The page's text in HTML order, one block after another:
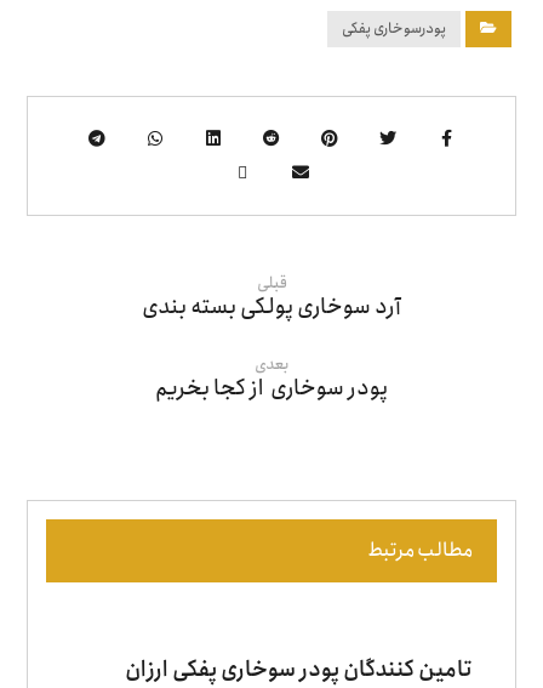
پودرسوخاری پفکی
قبلی
آرد سوخاری پولکی بسته بندی
بعدی
پودر سوخاری از کجا بخریم
مطالب مرتبط
تامین کنندگان پودر سوخاری پفکی ارزان